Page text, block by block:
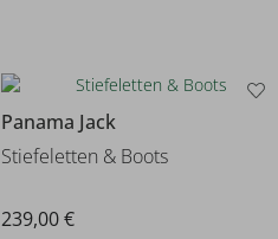
Panama Jack
Stiefeletten & Boots
239,00 €